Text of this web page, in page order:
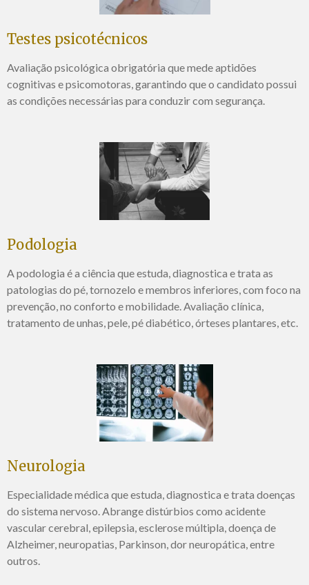
Testes psicotécnicos
Avaliação psicológica obrigatória que mede aptidões
cognitivas e psicomotoras, garantindo que o candidato possui
as condições necessárias para conduzir com segurança.
Podologia
A podologia é a ciência que estuda, diagnostica e trata as
patologias do pé, tornozelo e membros inferiores, com foco na
prevenção, no conforto e mobilidade. Avaliação clínica,
tratamento de unhas, pele, pé diabético, órteses plantares, etc.
Neurologia
Especialidade médica que estuda, diagnostica e trata doenças
do sistema nervoso. Abrange distúrbios como acidente
vascular cerebral, epilepsia, esclerose múltipla, doença de
Alzheimer, neuropatias, Parkinson, dor neuropática, entre
outros.